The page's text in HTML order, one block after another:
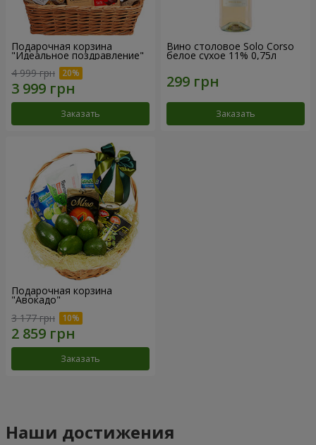
Подарочная корзина
"Идеальное поздравление"
4 999 грн
Заказать
Вино столовое Solo Corso
белое сухое 11% 0,75л
Заказать
Подарочная корзина
"Авокадо"
3 177 грн
Заказать
Наши достижения